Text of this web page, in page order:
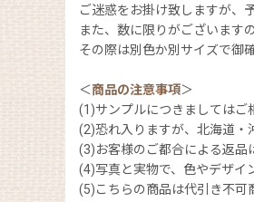
ご迷惑をお掛け致しますが、
また、数に限りがございます
その際は別色か別サイズで御
＜商品の注意事項＞
(1)サンプルにつきましてはご
(2)恐れ入りますが、北海道・
(3)お客様のご都合による返品
(4)写真と実物で、色やデザイ
(5)こちらの商品は代引き不可